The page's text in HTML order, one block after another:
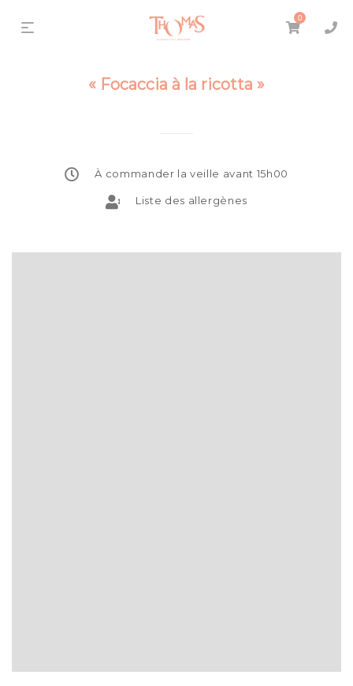
0
« Focaccia à la ricotta »
À commander la veille avant 15h00
Liste des allergènes